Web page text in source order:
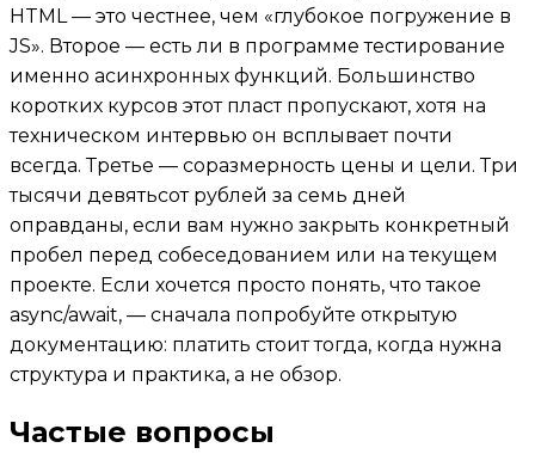
HTML — это честнее, чем «глубокое погружение в
JS». Второе — есть ли в программе тестирование
именно асинхронных функций. Большинство
коротких курсов этот пласт пропускают, хотя на
техническом интервью он всплывает почти
всегда. Третье — соразмерность цены и цели. Три
тысячи девятьсот рублей за семь дней
оправданы, если вам нужно закрыть конкретный
пробел перед собеседованием или на текущем
проекте. Если хочется просто понять, что такое
async/await, — сначала попробуйте открытую
документацию: платить стоит тогда, когда нужна
структура и практика, а не обзор.
Частые вопросы